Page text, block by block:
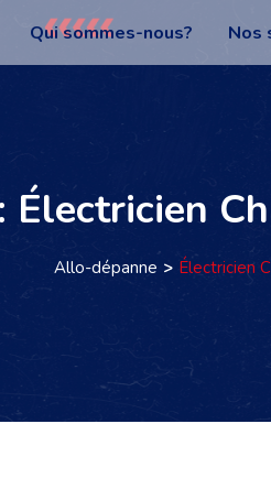
Qui sommes-nous? Nos
Électricien
Allo-dépanne Électricien